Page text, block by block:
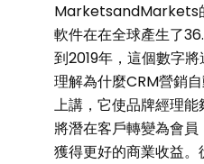
MarketsandMarkets
軟件在在全球產生了
到2019年，這個數字
理解為什麼CRM營銷
上講，它使品牌經理能
將潛在客戶轉變為會
獲得更好的商業收益